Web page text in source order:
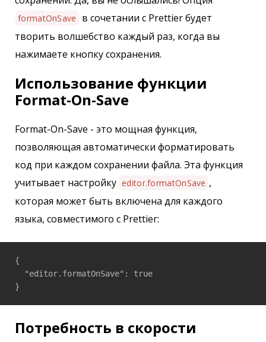
formatOnSave
в сочетании с Prettier будет
творить волшебство каждый раз, когда вы
нажимаете кнопку сохранения.
Использование функции
Format-On-Save
Format-On-Save - это мощная функция,
позволяющая автоматически форматировать
код при каждом сохранении файла. Эта функция
учитывает настройку editor.formatOnSave ,
которая может быть включена для каждого
языка, совместимого с Prettier:
{
  "editor.formatOnSave": true
}
Потребность в скорости